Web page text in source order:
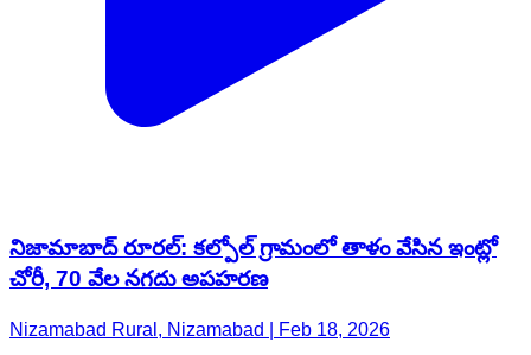
నిజామాబాద్ రూరల్: కల్పోల్ గ్రామంలో తాళం వేసిన ఇంట్లో
చోరీ, 70 వేల నగదు అపహరణ
Nizamabad Rural, Nizamabad | Feb 18, 2026